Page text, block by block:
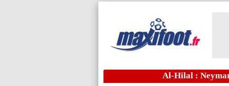
Al-Hilal :